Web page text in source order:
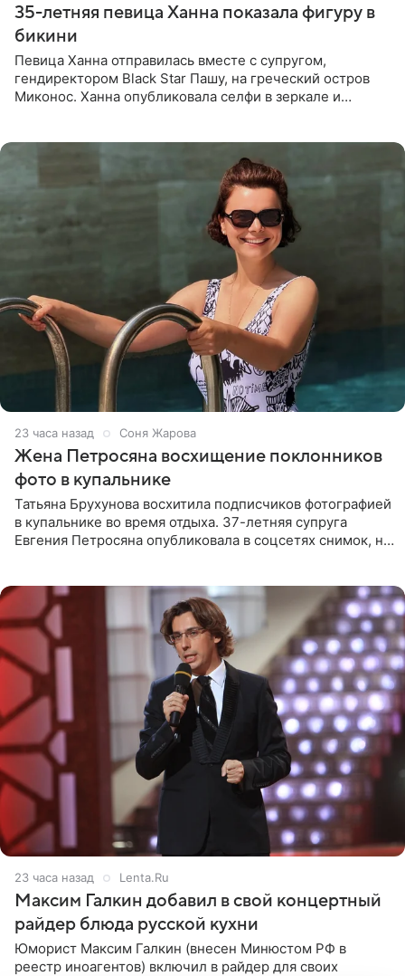
35-летняя певица Ханна показала фигуру в
бикини
Певица Ханна отправилась вместе с супругом,
гендиректором Black Star Пашу, на греческий остров
Миконос. Ханна опубликовала селфи в зеркале и
23 часа назад Соня Жарова
Жена Петросяна восхищение поклонников
фото в купальнике
Татьяна Брухунова восхитила подписчиков фотографией
в купальнике во время отдыха. 37-летняя супруга
Евгения Петросяна опубликовала в соцсетях снимок, на
23 часа назад Lenta.Ru
Максим Галкин добавил в свой концертный
райдер блюда русской кухни
Юморист Максим Галкин (внесен Минюстом РФ в
реестр иноагентов) включил в райдер для своих